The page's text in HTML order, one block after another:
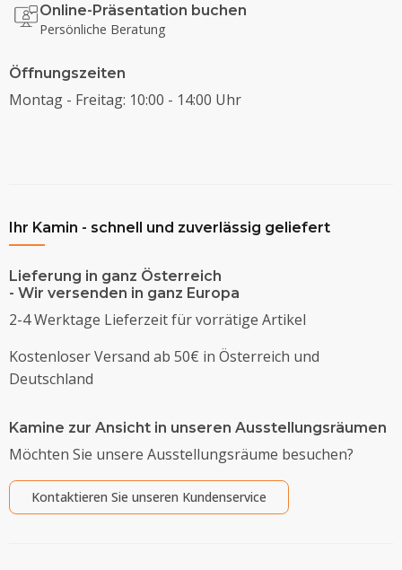
Online-Präsentation buchen
Persönliche Beratung
Öffnungszeiten
Montag - Freitag: 10:00 - 14:00 Uhr
Ihr Kamin - schnell und zuverlässig geliefert
Lieferung in ganz Österreich
- Wir versenden in ganz Europa
2-4 Werktage Lieferzeit für vorrätige Artikel
Kostenloser Versand ab 50€ in Österreich und
Deutschland
Kamine zur Ansicht in unseren Ausstellungsräumen
Möchten Sie unsere Ausstellungsräume besuchen?
Kontaktieren Sie unseren Kundenservice